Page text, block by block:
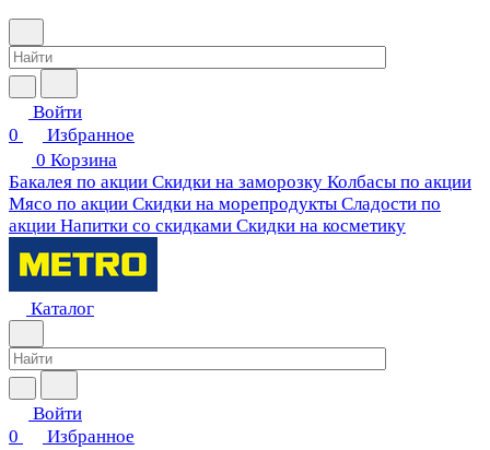
Войти
0
Избранное
0 Корзина
Бакалея по акции Скидки на заморозку Колбасы по акции
Мясо по акции Скидки на морепродукты Сладости по
акции Напитки со скидками Скидки на косметику
Каталог
Войти
0
Избранное